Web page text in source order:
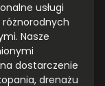
usługi
Nasze
dostarczenie
drenażu